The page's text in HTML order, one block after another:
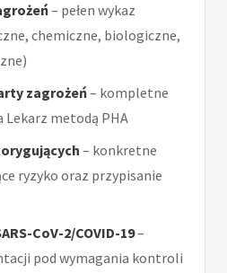
– pełen wykaz
chemiczne, biologiczne,
zagrożeń– kompletne
Lekarz metodą PHA
– konkretne
ryzyko oraz przypisanie
CoV-2/COVID-19–
pod wymagania kontroli